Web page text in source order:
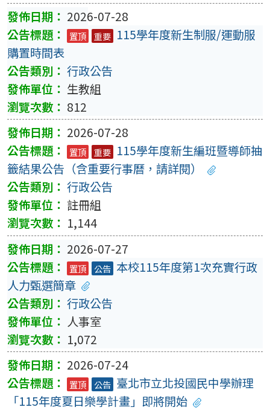
2026-07-28
置頂 重要 115學年度新生制服/運動服
購置時間表
行政公告
生教組
812
2026-07-28
置頂 重要 115學年度新生編班暨導師抽
籤結果公告（含重要行事曆，請詳閱）
行政公告
註冊組
1,144
2026-07-27
置頂 公告 本校115年度第1次充實行政
人力甄選簡章
行政公告
人事室
1,072
2026-07-24
置頂 公告 臺北市立北投國民中學辦理
「115年度夏日樂學計畫」即將開始